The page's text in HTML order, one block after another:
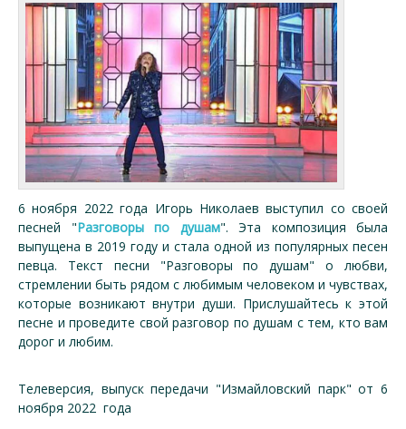
6 ноября 2022 года Игорь Николаев выступил со своей
песней "Разговоры по душам". Эта композиция была
выпущена в 2019 году и стала одной из популярных песен
певца. Текст песни "Разговоры по душам" о любви,
стремлении быть рядом с любимым человеком и чувствах,
которые возникают внутри души. Прислушайтесь к этой
песне и проведите свой разговор по душам с тем, кто вам
дорог и любим.
Телеверсия, выпуск передачи "Измайловский парк" от 6
ноября 2022 года